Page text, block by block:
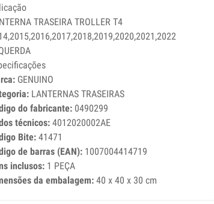
TRASEIRA TROLLER T4
GENUINO
LANTERNAS TRASEIRAS
do fabricante:0490299
técnicos:4012020002AE
Bite:41471
de barras (EAN):1007004414719
inclusos:1 PEÇA
da embalagem:40 x 40 x 30 cm